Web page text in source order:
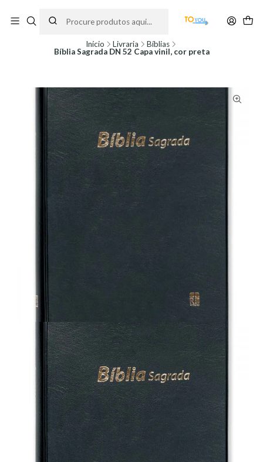
partir do dia 11 de Agosto, às 10H.
Início Livraria
Bíblias
Bíblia Sagrada DN 52 Capa vinil, cor preta